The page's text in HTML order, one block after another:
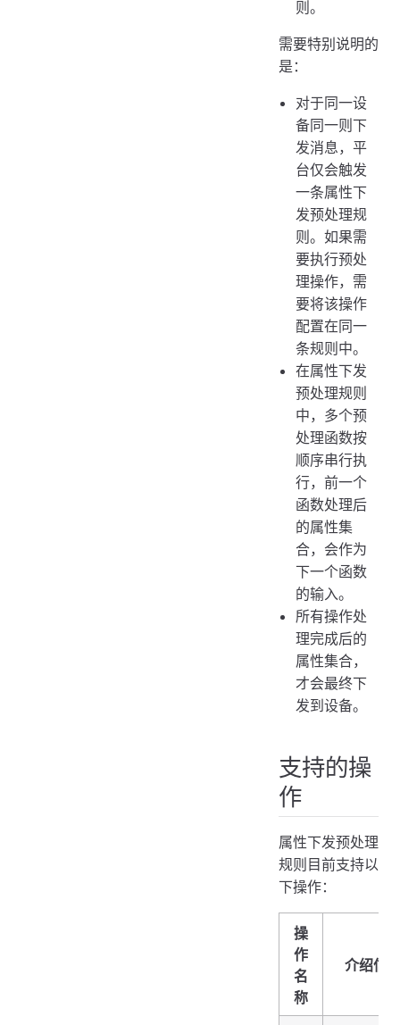
则。
需要特别说明的
是：
对于同一设
备同一则下
发消息，平
台仅会触发
一条属性下
发预处理规
则。如果需
要执行预处
理操作，需
要将该操作
配置在同一
条规则中。
在属性下发
预处理规则
中，多个预
处理函数按
顺序串行执
行，前一个
函数处理后
的属性集
合，会作为
下一个函数
的输入。
所有操作处
理完成后的
属性集合，
才会最终下
发到设备。
支持的操
作
属性下发预处理
规则目前支持以
下操作：
操
作
名
称
介绍信